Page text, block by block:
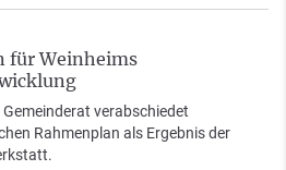
für Weinheims
Gemeinderat verabschiedet
Rahmenplan als Ergebnis der